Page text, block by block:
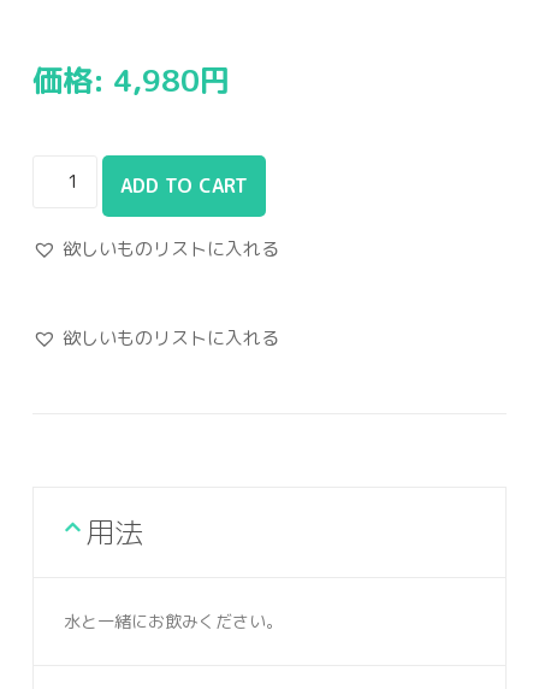
価格: 4,980円
ADD TO CART
欲しいものリストに入れる
欲しいものリストに入れる
用法
水と一緒にお飲みください。